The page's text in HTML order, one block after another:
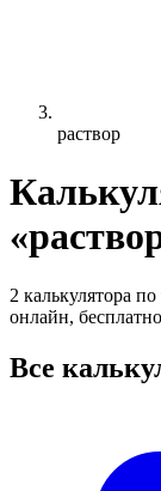
раствор
2 калькулятора
онлайн,
Все